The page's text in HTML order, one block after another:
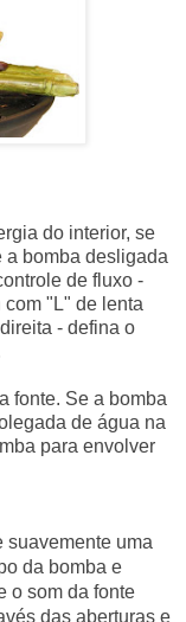
do interior, se
a bomba desligada
de fluxo -
"L" de lenta
- defina o
fonte. Se a bomba
de água na
para envolver
suavemente uma
da bomba e
o som da fonte
das aberturas e